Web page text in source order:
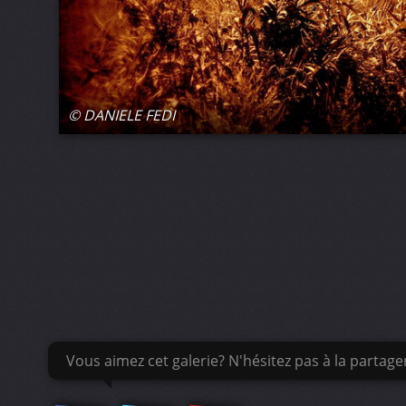
© DANIELE FEDI
Vous aimez cet galerie? N'hésitez pas à la